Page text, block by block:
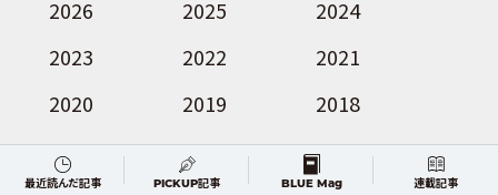
2026 2025
2024
2023
2022
2021
2020
2019
2018
2017
2016
2015
最近読んだ記事 PICKUP記事 BLUE Mag 連載記事